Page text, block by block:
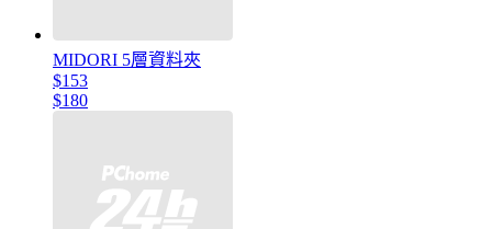
MIDORI 5層資料夾
$153
$180